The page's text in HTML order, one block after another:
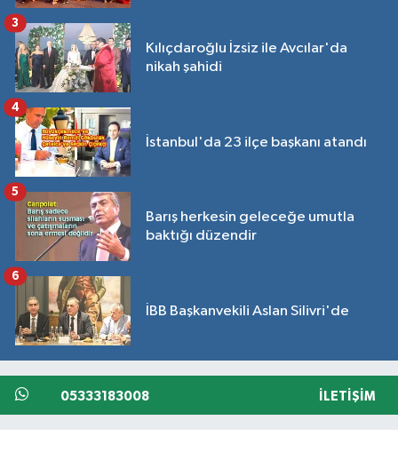
Kılıçdaroğlu İzsiz ile Avcılar'da
nikah şahidi
3
İstanbul'da 23 ilçe başkanı atandı
4
Barış herkesin geleceğe umutla
baktığı düzendir
5
İBB Başkanvekili Aslan Silivri'de
6
05333183008 İLETIŞIM